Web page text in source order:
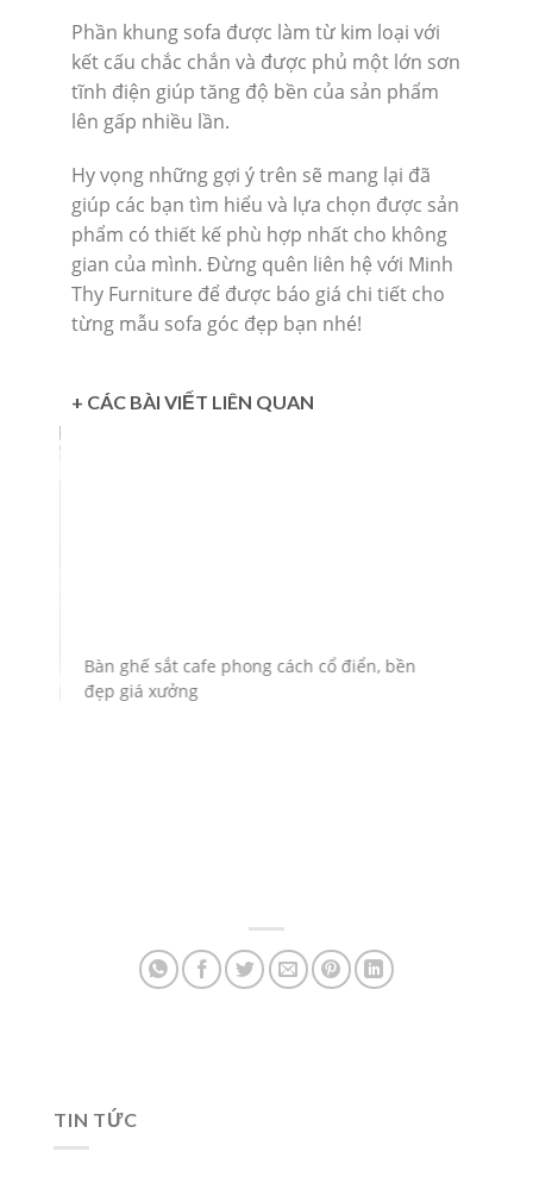
Phần khung sofa được làm từ kim loại với
kết cấu chắc chắn và được phủ một lớn sơn
tĩnh điện giúp tăng độ bền của sản phẩm
lên gấp nhiều lần.
Hy vọng những gợi ý trên sẽ mang lại đã
giúp các bạn tìm hiểu và lựa chọn được sản
phẩm có thiết kế phù hợp nhất cho không
gian của mình. Đừng quên liên hệ với Minh
Thy Furniture để được báo giá chi tiết cho
từng mẫu sofa góc đẹp bạn nhé!
+ CÁC BÀI VIẾT LIÊN QUAN
Bàn ghế sắt cafe phong cách cổ điển, bền
đẹp giá xưởng
TIN TỨC